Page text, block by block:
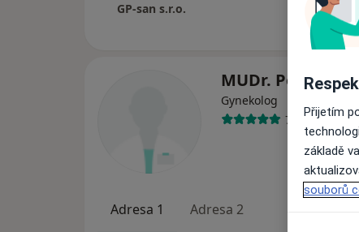
GP-san s.r.o.
MUDr. Petr Krčál
Gynekolog
73 názorů
Adresa 1 Adresa 2
Přijetím
základě
souborů